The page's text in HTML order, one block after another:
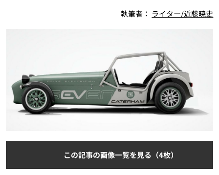
執筆者： ライター/近藤暁史
この記事の画像一覧を見る（4枚）